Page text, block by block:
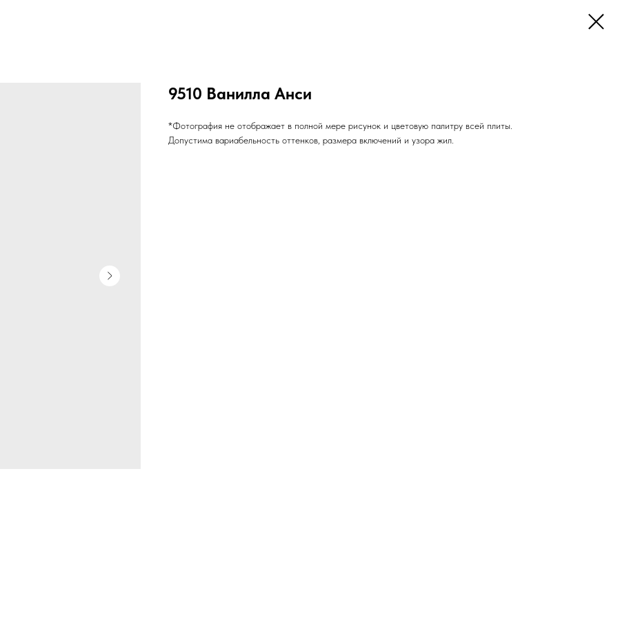
9510 Ванилла Анси
*Фотография не отображает в полной мере рисунок и цветовую палитру всей плиты.
Допустима вариабельность оттенков, размера включений и узора жил.